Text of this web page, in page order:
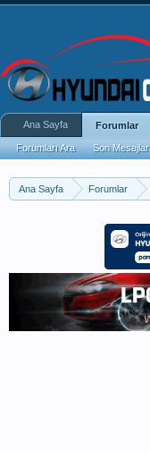
Ana Sayfa Forumlar
Ana Sayfa Forumlar
Forumları Ara Son Mesajlar